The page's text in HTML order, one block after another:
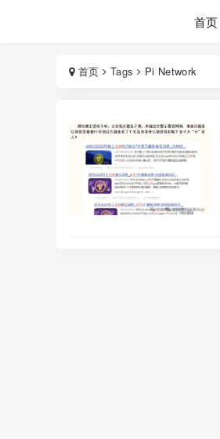
首页
首页 Tags Pi Network